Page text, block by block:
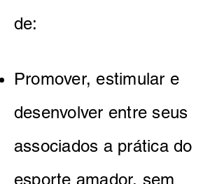
de:
Promover, estimular e
desenvolver entre seus
associados a prática do
esporte amador, sem